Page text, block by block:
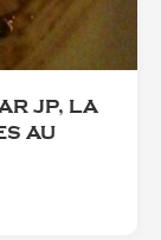
JP, LA
AU